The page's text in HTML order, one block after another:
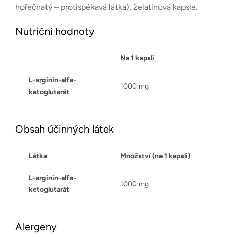
hořečnatý – protispékavá látka), želatinová kapsle.
Nutriční hodnoty
Na 1 kapsli
L-arginin-alfa-
ketoglutarát
1000 mg
Obsah účinných látek
Látka Množství (na 1 kapsli)
L-arginin-alfa-
ketoglutarát
1000 mg
Alergeny